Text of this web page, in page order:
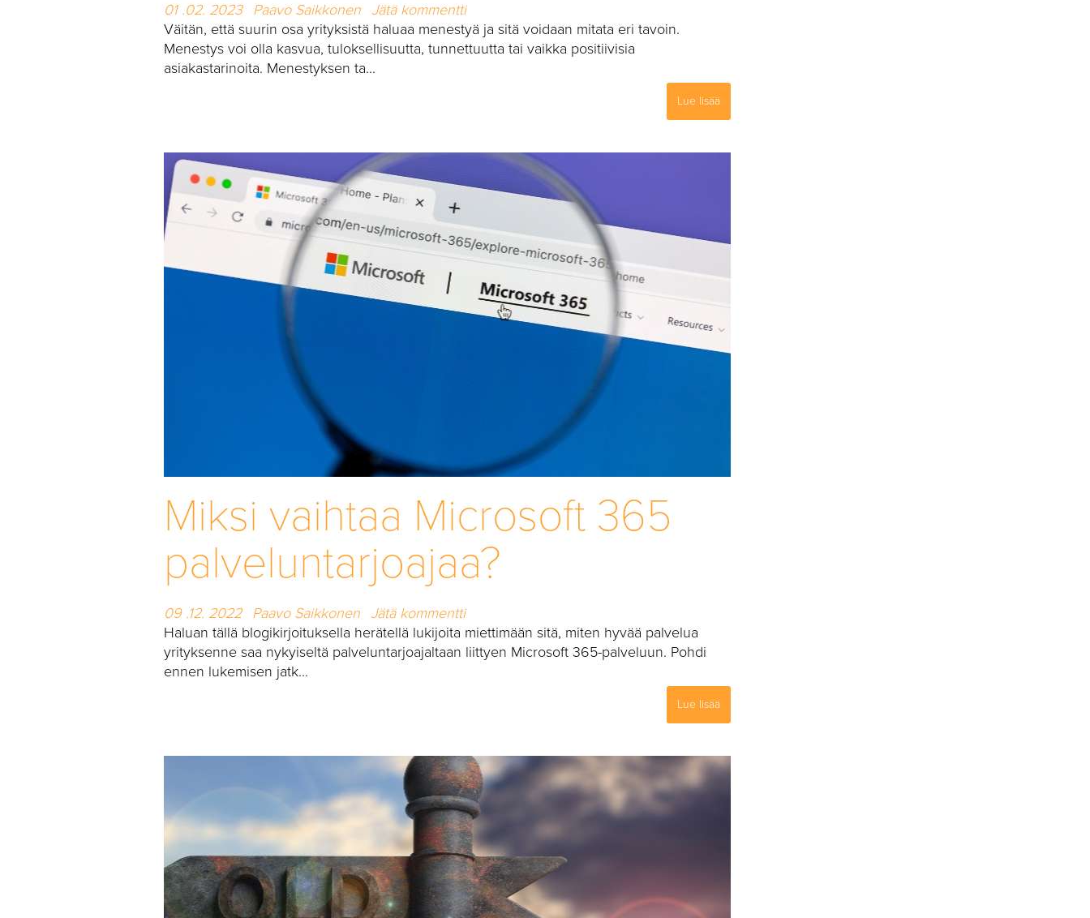
01 .02. 2023 Paavo Saikkonen Jätä kommentti
Väitän, että suurin osa yrityksistä haluaa menestyä ja sitä voidaan mitata eri tavoin.
Menestys voi olla kasvua, tuloksellisuutta, tunnettuutta tai vaikka positiivisia
asiakastarinoita. Menestyksen ta...
Lue lisää
Miksi vaihtaa Microsoft 365
palveluntarjoajaa?
09 .12. 2022 Paavo Saikkonen Jätä kommentti
Haluan tällä blogikirjoituksella herätellä lukijoita miettimään sitä, miten hyvää palvelua
yrityksenne saa nykyiseltä palveluntarjoajaltaan liittyen Microsoft 365-palveluun. Pohdi
ennen lukemisen jatk...
Lue lisää